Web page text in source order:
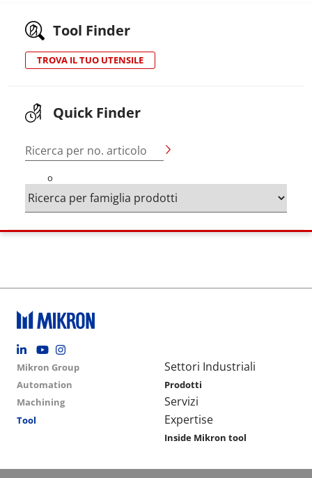
Tool Finder
TROVA IL TUO UTENSILE
Quick Finder
Ricerca per no. articolo
o
Footer social
Group menu
Mikron Group
Automation
Machining
Tool
Main navigation
Settori Industriali
Prodotti
Servizi
Expertise
Inside Mikron tool